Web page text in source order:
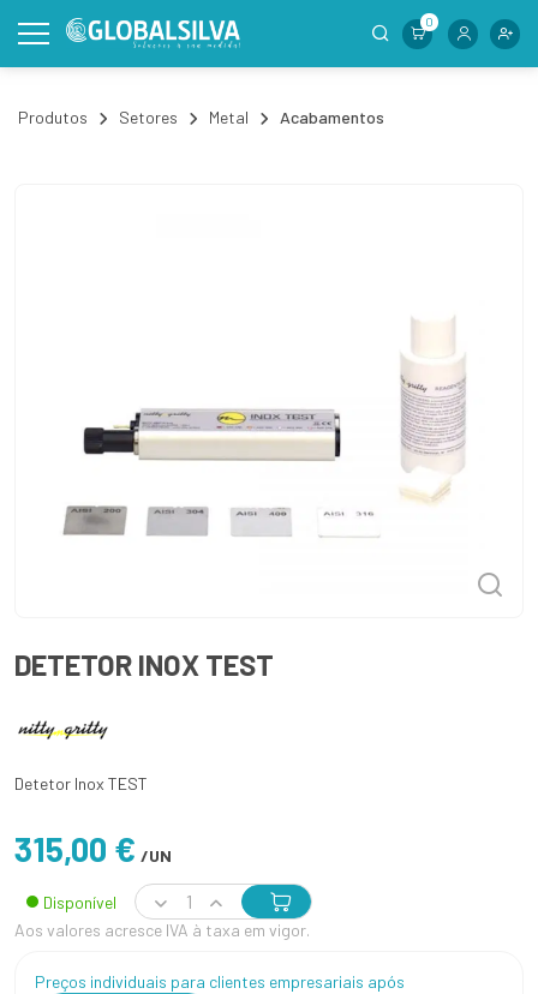
0
Produtos Setores Metal Acabamentos
DETETOR INOX TEST
Detetor Inox TEST
315,00 € /UN
Disponível
Aos valores acresce IVA à taxa em vigor.
Preços individuais para clientes empresariais após